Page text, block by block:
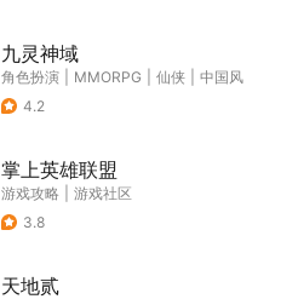
九灵神域
角色扮演 MMORPG 仙侠
中国风
4.2
掌上英雄联盟
游戏攻略
游戏社区
3.8
天地贰